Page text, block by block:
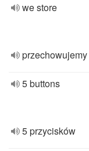
we store
przechowujemy
5 buttons
5 przycisków